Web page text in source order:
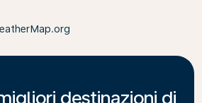
destinazioni di